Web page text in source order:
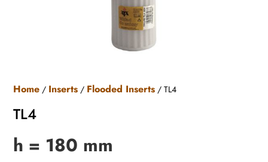
Home / Inserts / Flooded Inserts / TL4
TL4
h = 180 mm